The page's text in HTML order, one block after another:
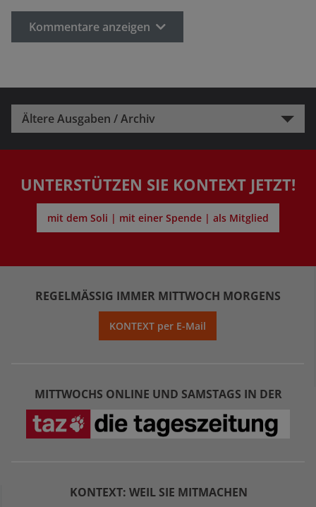
Kommentare anzeigen
Ältere Ausgaben / Archiv
UNTERSTÜTZEN SIE KONTEXT JETZT!
mit dem Soli | mit einer Spende | als Mitglied
REGELMÄSSIG IMMER MITTWOCH MORGENS
KONTEXT per E-Mail
MITTWOCHS ONLINE UND SAMSTAGS IN DER
KONTEXT: WEIL SIE MITMACHEN